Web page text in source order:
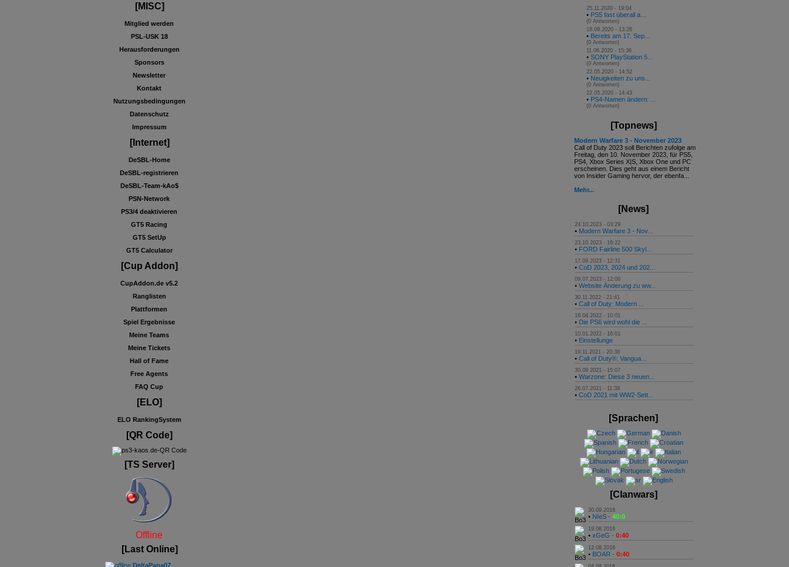
[MISC]
Mitglied werden
PSL-USK 18
Herausforderungen
Sponsors
Newsletter
Kontakt
Nutzungsbedingungen
Datenschutz
Impressum
[Internet]
DeSBL-Home
DeSBL-registrieren
DeSBL-Team-kAo$
PSN-Network
PS3/4 deaktivieren
GT5 Racing
GT5 SetUp
GT5 Calculator
[Cup Addon]
CupAddon.de v5.2
Ranglisten
Plattformen
Spiel Ergebnisse
Meine Teams
Meine Tickets
Hall of Fame
Free Agents
FAQ Cup
[ELO]
ELO RankingSystem
[QR Code]
[TS Server]
Offline
[Last Online]
DeltaPapa07
25.11.2020 - 19:04
• PS5 fast überall a...
(0 Antworten)
18.09.2020 - 13:26
• Bereits am 17. Sep...
(0 Antworten)
11.06.2020 - 15:36
• SONY PlayStation 5...
(0 Antworten)
22.05.2020 - 14:52
• Neuigkeiten zu uns...
(0 Antworten)
22.05.2020 - 14:43
• PS4-Namen ändern: ...
(0 Antworten)
[Topnews]
Modern Warfare 3 - November 2023
Call of Duty 2023 soll Berichten zufolge am
Freitag, den 10. November 2023, für PS5,
PS4, Xbox Series X|S, Xbox One und PC
erscheinen. Dies geht aus einem Bericht
von Insider Gaming hervor, der ebenfa...
Mehr...
[News]
24.10.2023 - 03:29
• Modern Warfare 3 - Nov...
23.10.2023 - 16:22
• FORD Fairline 500 Skyl...
17.09.2023 - 12:31
• CoD 2023, 2024 und 202...
09.07.2023 - 12:06
• Website Änderung zu ww...
30.11.2022 - 21:41
• Call of Duty: Modern ...
18.04.2022 - 10:01
• Die PS6 wird wohl die ...
10.01.2022 - 16:01
• Einstellunge
19.11.2021 - 20:38
• Call of Duty®: Vangua...
30.09.2021 - 15:07
• Warzone: Diese 3 neuen...
26.07.2021 - 11:38
• CoD 2021 mit WW2-Sett...
[Sprachen]
[Clanwars]
30.09.2016
• NIeS - 40:0
19.08.2016
• xGeG - 0:40
12.08.2016
• BOAR - 0:40